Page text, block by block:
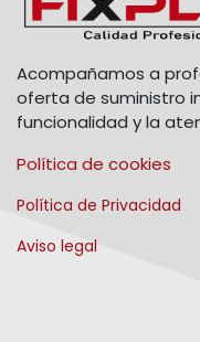
Acompañamos a
oferta de suministro
funcionalidad y la
Política de cookies
Política de Privacidad
Aviso legal